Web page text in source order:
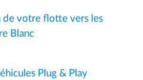
de votre flotte vers les
Blanc
Plug & Play